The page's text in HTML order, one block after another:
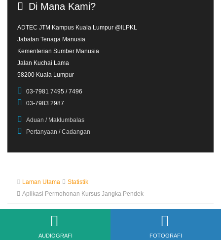
Di Mana Kami?
ADTEC JTM Kampus Kuala Lumpur @ILPKL
Jabatan Tenaga Manusia
Kementerian Sumber Manusia
Jalan Kuchai Lama
58200 Kuala Lumpur
03-7981 7495 / 7496
03-7983 2987
Aduan / Maklumbalas
Pertanyaan / Cadangan
Laman Utama
Statistik
Aplikasi Permohonan Kursus Jangka Pendek
AUDIOGRAFI FOTOGRAFI